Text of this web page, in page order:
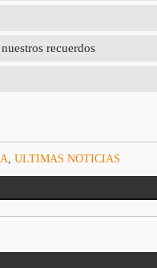
recuerdos
ULTIMAS NOTICIAS